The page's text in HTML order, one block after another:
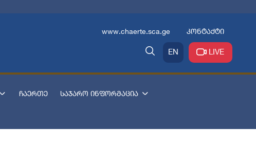
www.chaerte.sca.ge კონტაქტი
EN LIVE
ჩაერთე საჯარო ინფორმაცია